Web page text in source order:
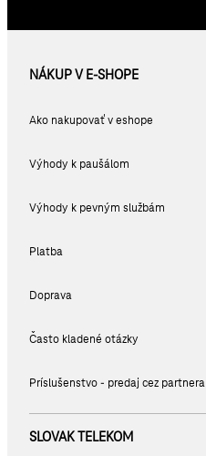
NÁKUP V E-SHOPE
Ako nakupovať v eshope
Výhody k paušálom
Výhody k pevným službám
Platba
Doprava
Často kladené otázky
Príslušenstvo - predaj cez partnera
SLOVAK TELEKOM